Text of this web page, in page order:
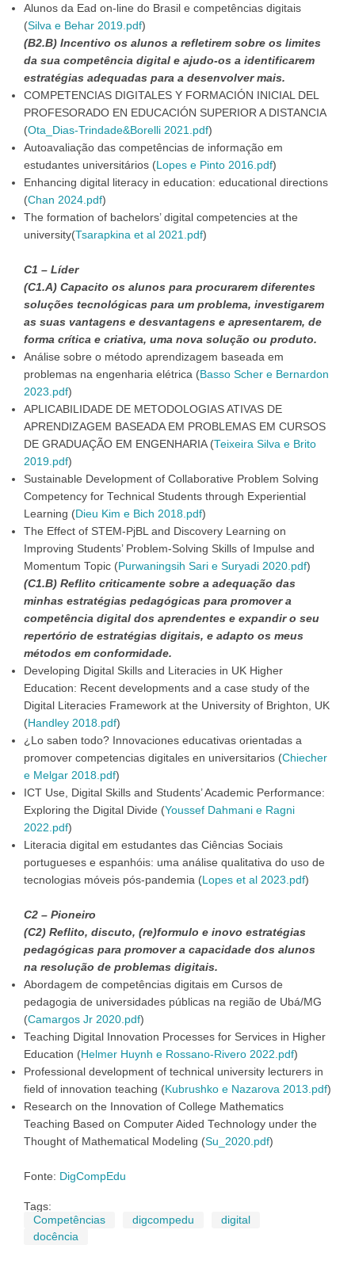
Alunos da Ead on-line do Brasil e competências digitais
(Silva e Behar 2019.pdf)
(B2.B) Incentivo os alunos a refletirem sobre os limites
da sua competência digital e ajudo-os a identificarem
estratégias adequadas para a desenvolver mais.
COMPETENCIAS DIGITALES Y FORMACIÓN INICIAL DEL
PROFESORADO EN EDUCACIÓN SUPERIOR A DISTANCIA
(Ota_Dias-Trindade&Borelli 2021.pdf)
Autoavaliação das competências de informação em
estudantes universitários ( Lopes e Pinto 2016.pdf)
Enhancing digital literacy in education: educational directions
(Chan 2024.pdf)
The formation of bachelors’ digital competencies at the
university(Tsarapkina et al 2021.pdf)
C1 – Líder
(C1.A) Capacito os alunos para procurarem diferentes
soluções tecnológicas para um problema, investigarem
as suas vantagens e desvantagens e apresentarem, de
forma crítica e criativa, uma nova solução ou produto.
Análise sobre o método aprendizagem baseada em
problemas na engenharia elétrica (Basso Scher e Bernardon
2023.pdf)
APLICABILIDADE DE METODOLOGIAS ATIVAS DE
APRENDIZAGEM BASEADA EM PROBLEMAS EM CURSOS
DE GRADUAÇÃO EM ENGENHARIA (Teixeira Silva e Brito
2019.pdf)
Sustainable Development of Collaborative Problem Solving
Competency for Technical Students through Experiential
Learning (Dieu Kim e Bich 2018.pdf)
The Effect of STEM-PjBL and Discovery Learning on
Improving Students’ Problem-Solving Skills of Impulse and
Momentum Topic (Purwaningsih Sari e Suryadi 2020.pdf)
(C1.B) Reflito criticamente sobre a adequação das
minhas estratégias pedagógicas para promover a
competência digital dos aprendentes e expandir o seu
repertório de estratégias digitais, e adapto os meus
métodos em conformidade.
Developing Digital Skills and Literacies in UK Higher
Education: Recent developments and a case study of the
Digital Literacies Framework at the University of Brighton, UK
(Handley 2018.pdf)
¿Lo saben todo? Innovaciones educativas orientadas a
promover competencias digitales en universitarios (Chiecher
e Melgar 2018.pdf)
ICT Use, Digital Skills and Students’ Academic Performance:
Exploring the Digital Divide (Youssef Dahmani e Ragni
2022.pdf)
Literacia digital em estudantes das Ciências Sociais
portugueses e espanhóis: uma análise qualitativa do uso de
tecnologias móveis pós-pandemia ( Lopes et al 2023.pdf)
C2 – Pioneiro
(C2) Reflito, discuto, (re)formulo e inovo estratégias
pedagógicas para promover a capacidade dos alunos
na resolução de problemas digitais.
Abordagem de competências digitais em Cursos de
pedagogia de universidades públicas na região de Ubá/MG
(Camargos Jr 2020.pdf)
Teaching Digital Innovation Processes for Services in Higher
Education (Helmer Huynh e Rossano-Rivero 2022.pdf)
Professional development of technical university lecturers in
field of innovation teaching (Kubrushko e Nazarova 2013.pdf)
Research on the Innovation of College Mathematics
Teaching Based on Computer Aided Technology under the
Thought of Mathematical Modeling (Su_2020.pdf)
Fonte: DigCompEdu
Tags:
Competências
digcompedu
digital
docência